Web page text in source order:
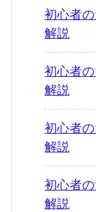
初心者
解説
初心者
解説
初心者
解説
初心者
解説